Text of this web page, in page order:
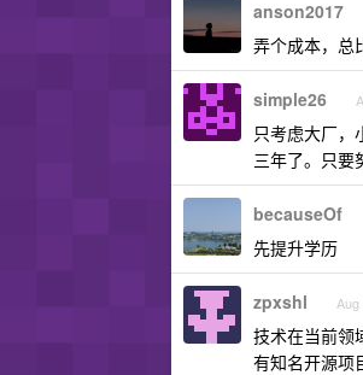
anson2017
弄个成本，总
simple26
只考虑大厂，
三年了。只要
becauseOf
先提升学历
zpxshl
技术在当前领
有知名开源项